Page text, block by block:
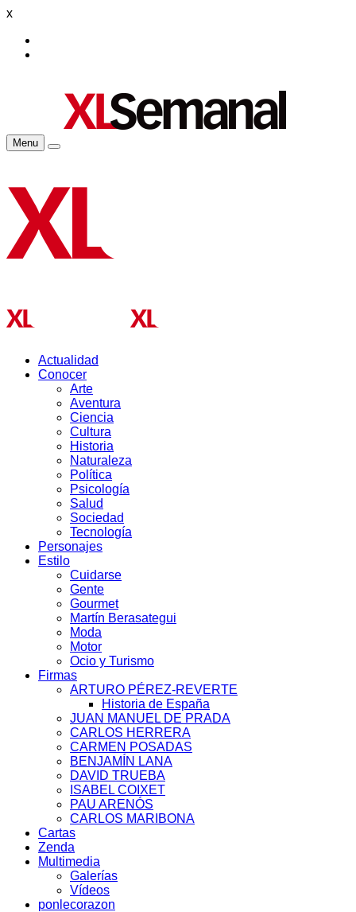
x
Menu
Actualidad
Conocer
Arte
Aventura
Ciencia
Cultura
Historia
Naturaleza
Política
Psicología
Salud
Sociedad
Tecnología
Personajes
Estilo
Cuidarse
Gente
Gourmet
Martín Berasategui
Moda
Motor
Ocio y Turismo
Firmas
ARTURO PÉREZ-REVERTE
Historia de España
JUAN MANUEL DE PRADA
CARLOS HERRERA
CARMEN POSADAS
BENJAMÍN LANA
DAVID TRUEBA
ISABEL COIXET
PAU ARENÓS
CARLOS MARIBONA
Cartas
Zenda
Multimedia
Galerías
Vídeos
ponlecorazon